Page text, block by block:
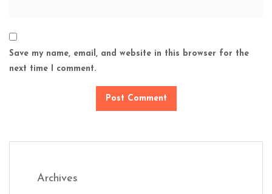
Save my name, email, and website in this browser for the
next time I comment.
Archives